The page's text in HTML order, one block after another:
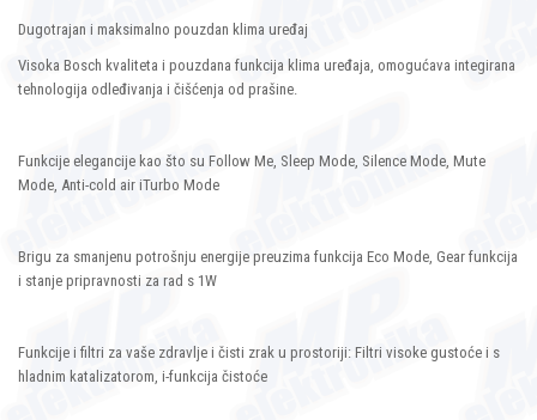
Dugotrajan i maksimalno pouzdan klima uređaj
Visoka Bosch kvaliteta i pouzdana funkcija klima uređaja, omogućava integirana
tehnologija odleđivanja i čišćenja od prašine.
Funkcije elegancije kao što su Follow Me, Sleep Mode, Silence Mode, Mute
Mode, Anti-cold air iTurbo Mode
Brigu za smanjenu potrošnju energije preuzima funkcija Eco Mode, Gear funkcija
i stanje pripravnosti za rad s 1W
Funkcije i filtri za vaše zdravlje i čisti zrak u prostoriji: Filtri visoke gustoće i s
hladnim katalizatorom, i-funkcija čistoće